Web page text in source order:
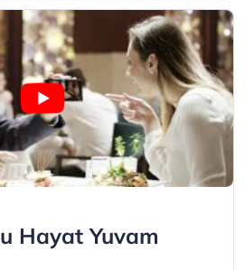
Hayat Yuvam